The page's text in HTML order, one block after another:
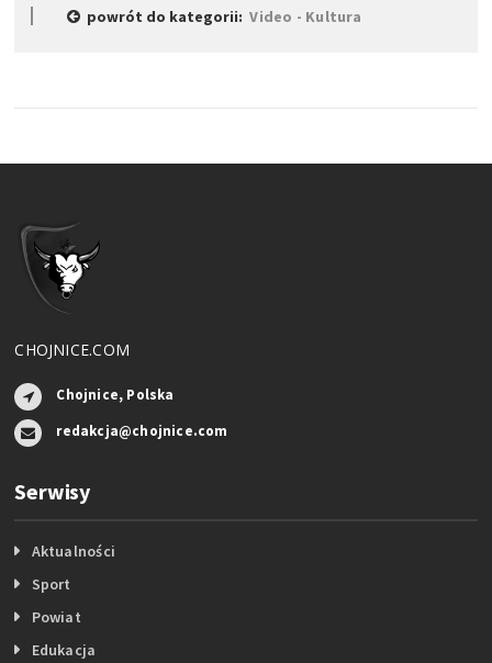
powrót do kategorii:Video - Kultura
CHOJNICE.COM
Chojnice, Polska
redakcja@chojnice.com
Serwisy
Aktualności
Sport
Powiat
Edukacja